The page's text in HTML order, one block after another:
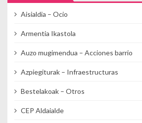
Aisialdia – Ocio
Armentia Ikastola
Auzo mugimendua – Acciones barrio
Azpiegiturak – Infraestructuras
Bestelakoak – Otros
CEP Aldaialde